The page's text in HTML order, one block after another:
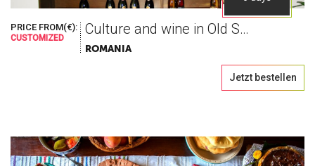
PRICE FROM(€):
CUSTOMIZED
Culture and wine in Old Saxon Land
ROMANIA
Jetzt bestellen